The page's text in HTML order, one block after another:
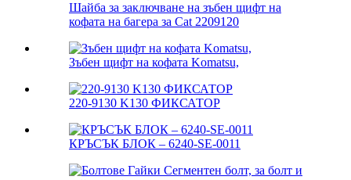
Шайба за заключване на зъбен щифт на
кофата на багера за Cat 2209120
Зъбен щифт на кофата Komatsu,
220-9130 K130 ФИКСАТОР
КРЪСЪК БЛОК – 6240-SE-0011